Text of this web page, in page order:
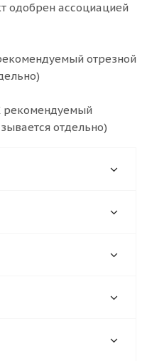
одобрен ассоциацией
отрезной
рекомендуемый
отдельно)